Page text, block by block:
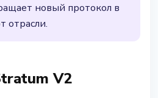
новый протокол в
отрасли.
V2